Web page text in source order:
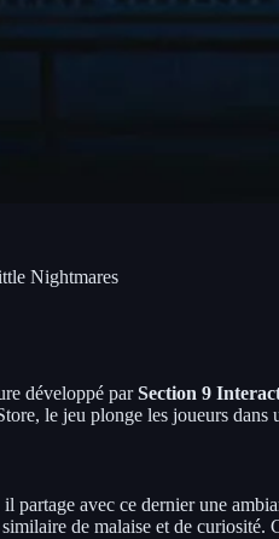
Nightmares
développé parSection 9
le jeu plonge les joueurs
il partage avec ce dernier une
de malaise et de